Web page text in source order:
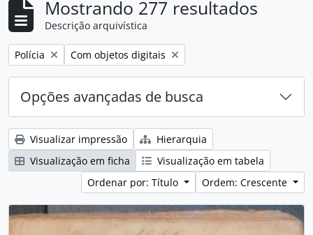
Mostrando 277 resultados
Descrição arquivística
Remover filtro:
Polícia Remover filtro:
Com objetos digitais
Opções avançadas de busca
Visualizar impressão
Hierarquia
Visualização em ficha
Visualização em tabela
Ordenar por: Título
Ordem: Crescente